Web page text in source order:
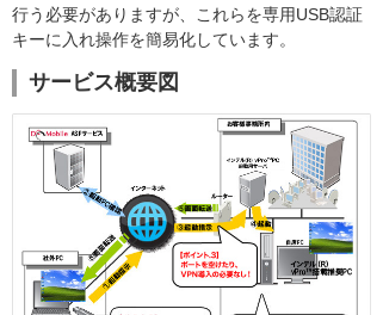
行う必要がありますが、これらを専用USB認証
キーに入れ操作を簡易化しています。
サービス概要図